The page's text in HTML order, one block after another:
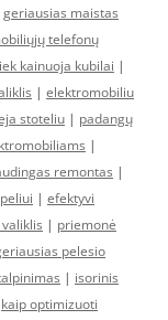
geriausias maistas
telefonų
kainuoja kubilai |
| elektromobiliu
stoteliu | padangų
|
remontas |
| efektyvi
| priemonė
pelesio
| isorinis
kaip optimizuoti